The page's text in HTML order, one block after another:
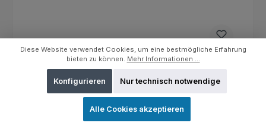
Produkt mit prozentualen Optionspreisen
Diese Website verwendet Cookies, um eine bestmögliche Erfahrung
bieten zu können. Mehr Informationen ...
Nur technisch notwendige
Konfigurieren
Alle Cookies akzeptieren